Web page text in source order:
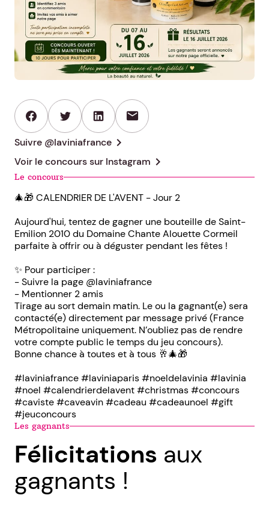
mail
Suivre @laviniafrance chevron_right
Voir le concours sur Instagram chevron_right
Le concours
🎄🎁 CALENDRIER DE L'AVENT - Jour 2
Aujourd'hui, tentez de gagner une bouteille de Saint-
Emilion 2010 du Domaine Chante Alouette Cormeil
parfaite à offrir ou à déguster pendant les fêtes !
✨ Pour participer :
- Suivre la page @laviniafrance
- Mentionner 2 amis
Tirage au sort demain matin. Le ou la gagnant(e) sera
contacté(e) directement par message privé (France
Métropolitaine uniquement. N’oubliez pas de rendre
votre compte public le temps du jeu concours).
Bonne chance à toutes et à tous 🥂🎄🎁
#laviniafrance #laviniaparis #noeldelavinia #lavinia
#noel #calendrierdelavent #christmas #concours
#caviste #caveavin #cadeau #cadeaunoel #gift
#jeuconcours
Les gagnants
Félicitations aux
gagnants !